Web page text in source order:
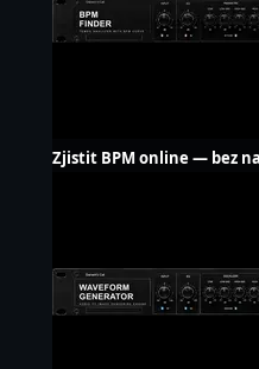
Zjistit BPM online — bez